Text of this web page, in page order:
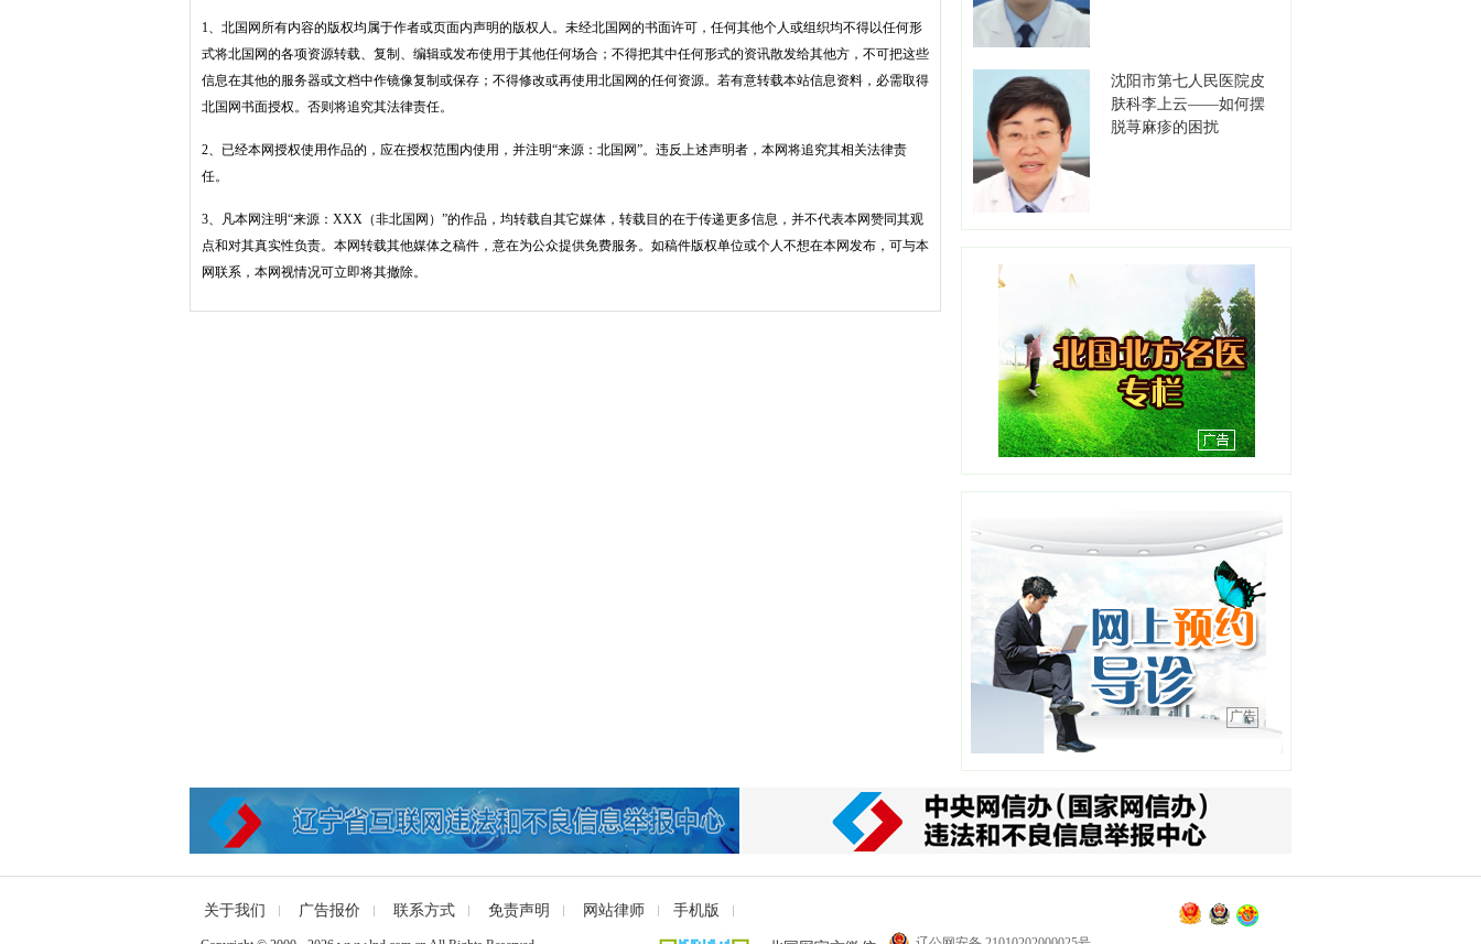
1、北国网所有内容的版权均属于作者或页面内声明的版权人。未经北国网的书面许可，任何其他个人或组织均不得以任何形
式将北国网的各项资源转载、复制、编辑或发布使用于其他任何场合；不得把其中任何形式的资讯散发给其他方，不可把这些
信息在其他的服务器或文档中作镜像复制或保存；不得修改或再使用北国网的任何资源。若有意转载本站信息资料，必需取得
北国网书面授权。否则将追究其法律责任。
2、已经本网授权使用作品的，应在授权范围内使用，并注明“来源：北国网”。违反上述声明者，本网将追究其相关法律责
任。
3、凡本网注明“来源：XXX（非北国网）”的作品，均转载自其它媒体，转载目的在于传递更多信息，并不代表本网赞同其观
点和对其真实性负责。本网转载其他媒体之稿件，意在为公众提供免费服务。如稿件版权单位或个人不想在本网发布，可与本
网联系，本网视情况可立即将其撤除。
高德江
工作单位：沈阳市安宁医院
【详情】
刘天聪
心
职称：副主任医师
彭春晖
职务：苏家屯分中心站长
职称：主任医师
工作单位：沈阳急救中心
【详情】
职务：综合内二科主任
职称：主任医师
工作单位：沈阳急救中心
【详情】
高晓宇
职务：浑南一分中心站长
职称：副主任医师
工作单位：沈阳急救中心
【详情】
王平
工作单位：中国医科大学附
属第四医院
沈阳市第七人民医院皮
肤科李上云——如何摆
脱荨麻疹的困扰
广告
关于我们 广告报价 联系方式 免责声明 网站律师 手机版